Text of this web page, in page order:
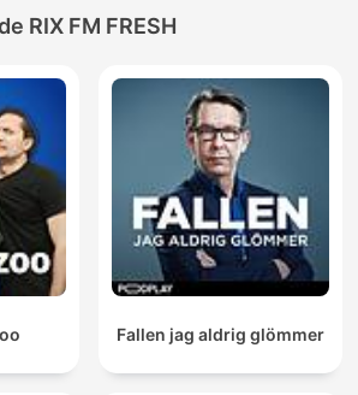
RIX FM FRESH
Fallen jag aldrig glömmer